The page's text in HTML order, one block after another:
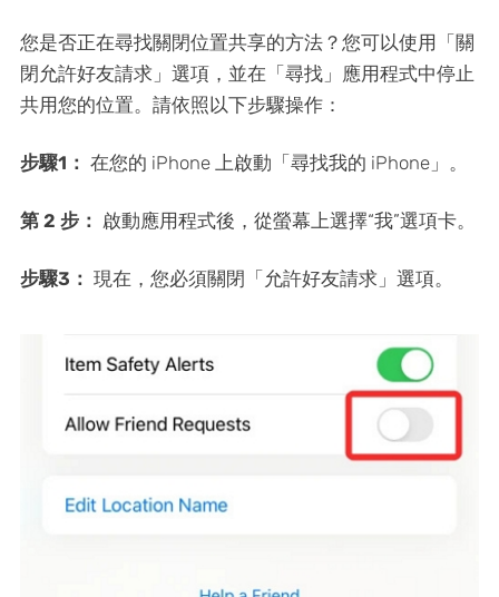
您是否正在尋找關閉位置共享的方法？您可以使用「關
閉允許好友請求」選項，並在「尋找」應用程式中停止
共用您的位置。請依照以下步驟操作：
步驟1： 在您的 iPhone 上啟動「尋找我的 iPhone」。
第 2 步： 啟動應用程式後，從螢幕上選擇“我”選項卡。
步驟3： 現在，您必須關閉「允許好友請求」選項。